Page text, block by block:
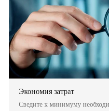
Экономия затрат
Сведите к минимуму